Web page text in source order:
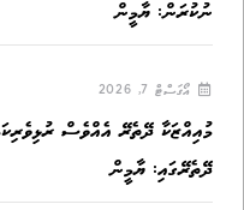
ނުކުރަން: ޔާމީން
އޯގަސްޓް 7, 2026
މުއިއްޒަކާ ދޭތެރޭ އެއްވެސް
ދޭތެރޭގައި: ޔާމީން